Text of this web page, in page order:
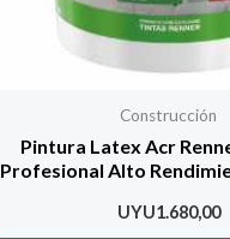
Construcción
Pintura Latex Acr
Profesional Alto
UYU1.680,00